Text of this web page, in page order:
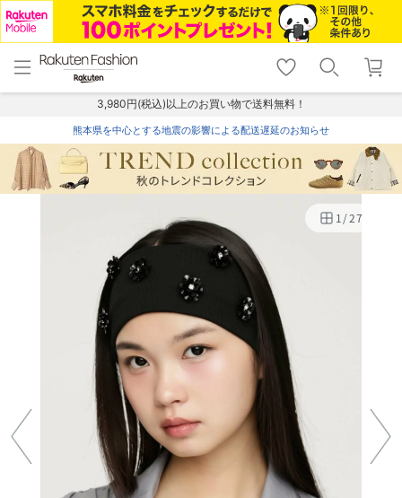
menu home
トップ
shopping_cart lock_outline
ログイン
3,980円(税込)以上のお買い物で送料無料！
熊本県を中心とする地震の影響による配送遅延のお知らせ
1/27